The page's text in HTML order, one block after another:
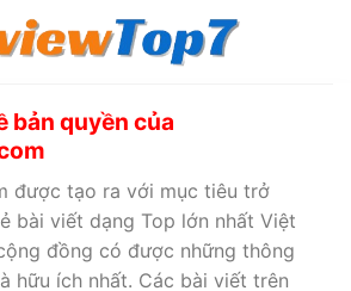
bản quyền của
được tạo ra với mục tiêu trở
bài viết dạng Top lớn nhất Việt
đồng có được những thông
hữu ích nhất. Các bài viết trên